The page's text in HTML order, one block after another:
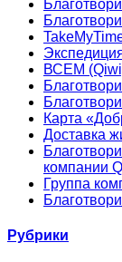
ВСЕМ
Карта
Доставка
компании
Группа
Рубрики